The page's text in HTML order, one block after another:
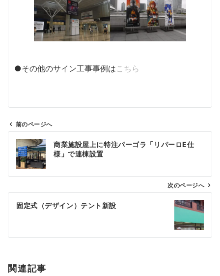
●その他のサイン工事事例はこちら
ビ
ン
前のページへ
商業施設屋上に特注パーゴラ「リパーロE仕
様」で連棟設置
次のページへ
固定式（デザイン）テント新設
関連記事